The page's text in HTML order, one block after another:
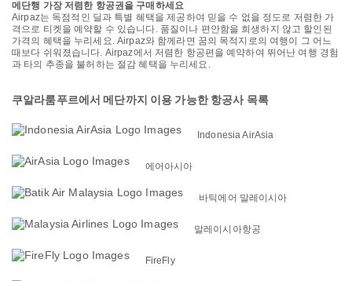
메단행 가장 저렴한 항공권을 구매하세요
Airpaz는 독점적인 딜과 특별 혜택을 제공하여 믿을 수 없을 정도로 저렴한 가
격으로 티켓을 예약할 수 있습니다. 품질이나 편안함을 희생하지 않고 할인된
가격의 혜택을 누리세요. Airpaz와 함께라면 꿈의 목적지로의 여행이 그 어느
때보다 쉬워졌습니다. Airpaz에서 저렴한 항공편을 예약하여 뛰어난 여행 경험
과 타의 추종을 불허하는 절감 혜택을 누리세요.
쿠알라룸푸르에서 메단까지 이용 가능한 항공사 목록
Indonesia AirAsia
에어아시아
바틱에어 말레이시아
말레이시아항공
FireFly